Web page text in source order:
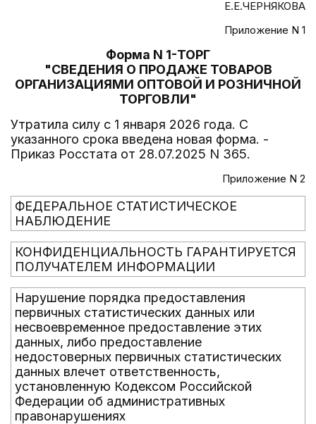
Е.Е.ЧЕРНЯКОВА
Приложение N 1
Форма N 1-ТОРГ
"СВЕДЕНИЯ О ПРОДАЖЕ ТОВАРОВ
ОРГАНИЗАЦИЯМИ ОПТОВОЙ И РОЗНИЧНОЙ
ТОРГОВЛИ"
Утратила силу с 1 января 2026 года. С
указанного срока введена новая форма. -
Приказ Росстата от 28.07.2025 N 365.
Приложение N 2
ФЕДЕРАЛЬНОЕ СТАТИСТИЧЕСКОЕ
НАБЛЮДЕНИЕ
КОНФИДЕНЦИАЛЬНОСТЬ ГАРАНТИРУЕТСЯ
ПОЛУЧАТЕЛЕМ ИНФОРМАЦИИ
Нарушение порядка предоставления
первичных статистических данных или
несвоевременное предоставление этих
данных, либо предоставление
недостоверных первичных статистических
данных влечет ответственность,
установленную Кодексом Российской
Федерации об административных
правонарушениях